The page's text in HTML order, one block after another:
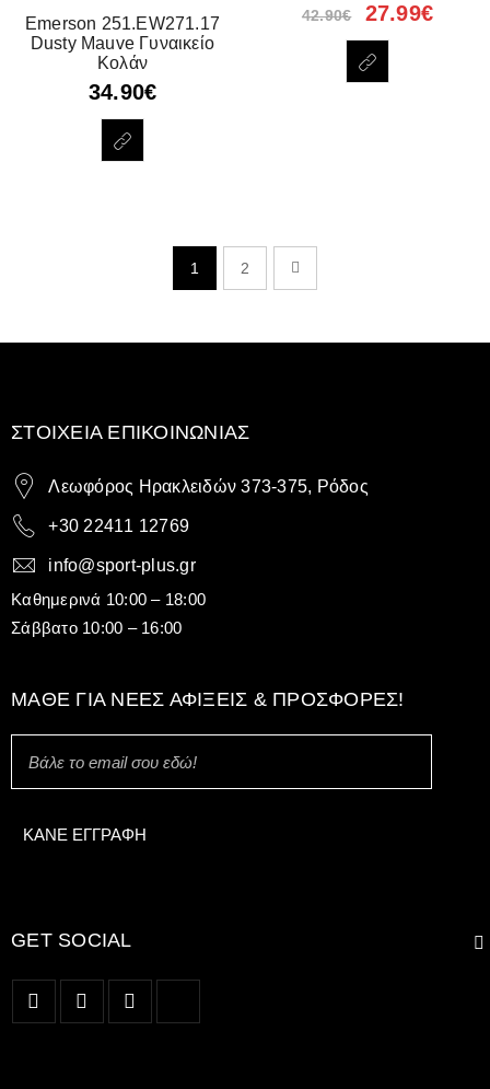
Emerson 251.EW271.17
Dusty Mauve Γυναικείο
Κολάν
34.90€
42.90€ 27.99€
1 2
ΣΤΟΙΧΕΊΑ ΕΠΙΚΟΙΝΩΝΊΑΣ
Λεωφόρος Ηρακλειδών 373-375, Ρόδος
+30 22411 12769
info@sport-plus.gr
Καθημερινά 10:00 – 18:00
Σάββατο 10:00 – 16:00
ΜΆΘΕ ΓΙΑ ΝΈΕΣ ΑΦΊΞΕΙΣ & ΠΡΟΣΦΟΡΈΣ!
GET SOCIAL